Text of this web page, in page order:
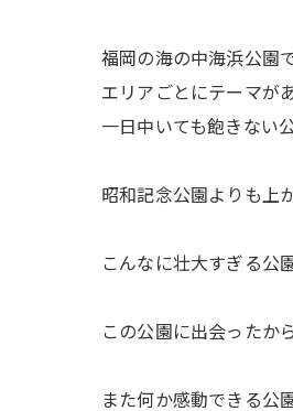
福岡の海の中海浜公園
エリアごとにテーマが
一日中いても飽きない
昭和記念公園よりも上
こんなに壮大すぎる公
この公園に出会った
また何か感動できる公